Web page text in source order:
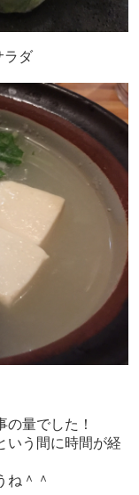
ラダ
量でした！
いう間に時間が経
ね＾＾